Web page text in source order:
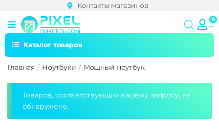
Контакты магазинов
Каталог товаров
Главная Ноутбуки Мощный ноутбук
Товаров, соответствующих вашему запросу, не
обнаружено.